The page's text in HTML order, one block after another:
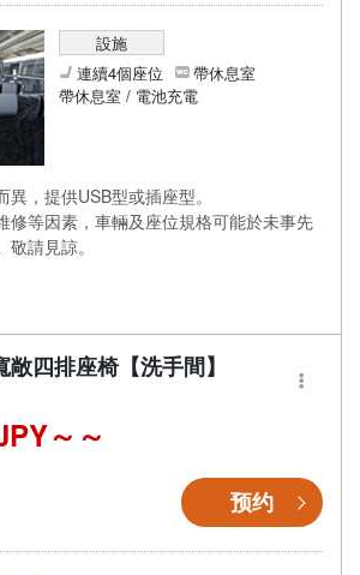
設施
連續4個座位
帶休息室
帶休息室 / 電池充電
異，提供USB型或插座型。
修等因素，車輛及座位規格可能於未事先
請見諒。
四排座椅【洗手間】
～
预约